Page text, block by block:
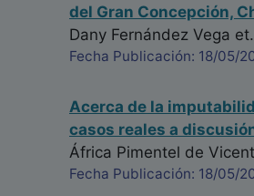
del Gran Concepción,
Dany Fernández Vega
Fecha Publicación: 18/05/
Acerca de la
casos reales a
África Pimentel de
Fecha Publicación: 18/05/